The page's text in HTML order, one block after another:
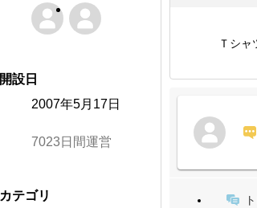
Ｔシャ
開設日
2007年5月17日
7023日間運営
カテゴリ